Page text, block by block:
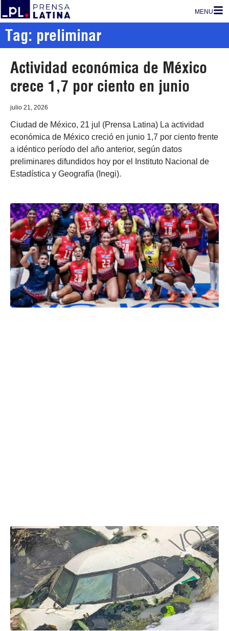
MENU
Tag: preliminar
Actividad económica de México
crece 1,7 por ciento en junio
julio 21, 2026
Ciudad de México, 21 jul (Prensa Latina) La actividad
económica de México creció en junio 1,7 por ciento frente
a idéntico período del año anterior, según datos
preliminares difundidos hoy por el Instituto Nacional de
Estadística y Geografía (Inegi).